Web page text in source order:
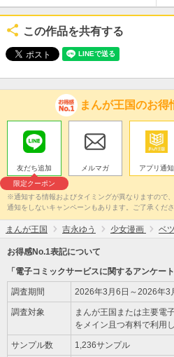
この作品を共有する
まんが王国のお得
友だち追加
限定クーポン
メルマガ アプリ通知
※通知する情報およびタイミングが異なりますので
通知をしないキャンペーンもあります。ご了承くださ
まんが王国 吉永ゆう 少女漫画 ベ
お得感No.1表記について
「電子コミックサービスに関するアンケート
調査期間 2026年3月6日～2026年3
調査対象
まんが王国または主要電
をメイン且つ有料で利用
サンプル数 1,236サンプル